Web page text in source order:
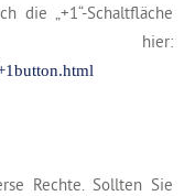
die „+1“-Schaltfläche
hier:
Rechte. Sollten Sie